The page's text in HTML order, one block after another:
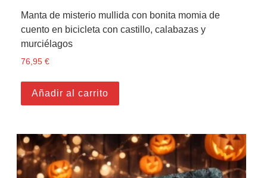
Manta de misterio mullida con bonita momia de
cuento en bicicleta con castillo, calabazas y
murciélagos
76,95€
Añadir al carrito